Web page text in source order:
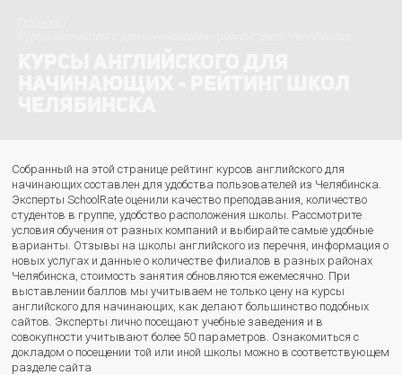
Собранный на этой странице рейтинг курсов английского для
начинающих составлен для удобства пользователей из Челябинска.
Эксперты SchoolRate оценили качество преподавания, количество
студентов в группе, удобство расположения школы. Рассмотрите
условия обучения от разных компаний и выбирайте самые удобные
варианты. Отзывы на школы английского из перечня, информация о
новых услугах и данные о количестве филиалов в разных районах
Челябинска, стоимость занятия обновляются ежемесячно. При
выставлении баллов мы учитываем не только цену на курсы
английского для начинающих, как делают большинство подобных
сайтов. Эксперты лично посещают учебные заведения и в
совокупности учитывают более 50 параметров. Ознакомиться с
докладом о посещении той или иной школы можно в соответствующем
разделе сайта